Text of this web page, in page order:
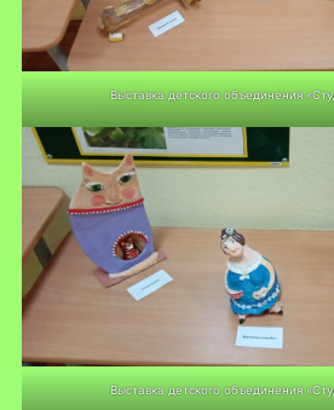
Выставка детского объединения
Выставка детского объединения